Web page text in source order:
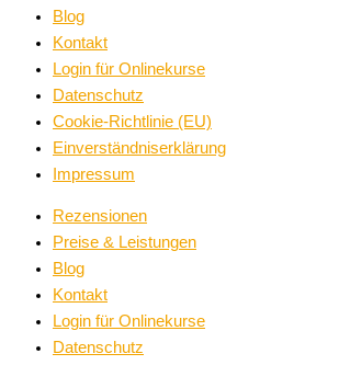
Blog
Kontakt
Login für Onlinekurse
Datenschutz
Cookie-Richtlinie (EU)
Einverständniserklärung
Impressum
Rezensionen
Preise & Leistungen
Blog
Kontakt
Login für Onlinekurse
Datenschutz